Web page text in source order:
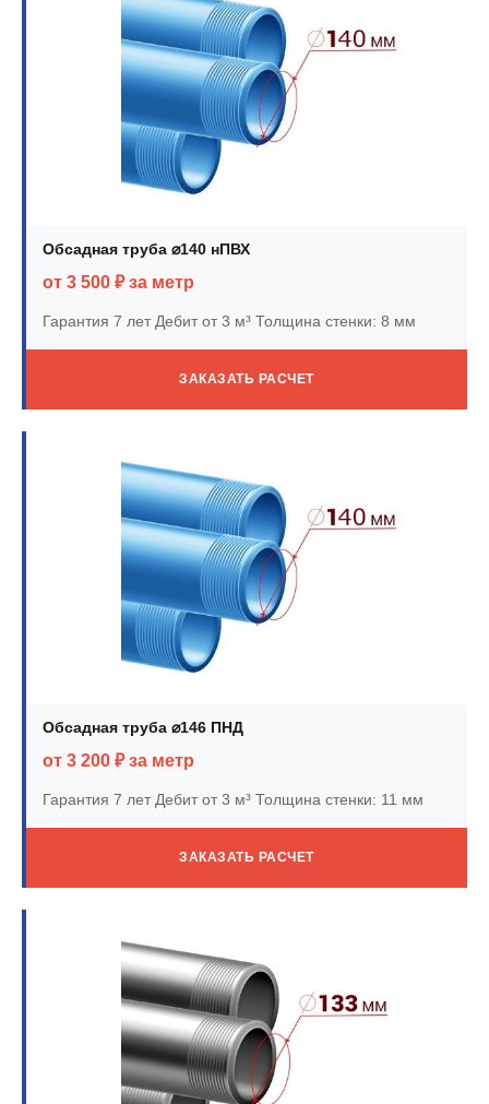
Обсадная труба ⌀140 нПВХ
от 3 500 ₽ за метр
Гарантия 7 летДебит от 3 м³ Толщина стенки: 8 мм
ЗАКАЗАТЬ РАСЧЕТ
Обсадная труба ⌀146 ПНД
от 3 200 ₽ за метр
Гарантия 7 летДебит от 3 м³ Толщина стенки: 11 мм
ЗАКАЗАТЬ РАСЧЕТ